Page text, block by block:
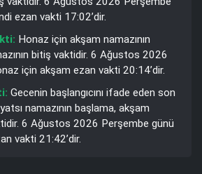
ezan vakti 17:02’dir.
Honaz için akşam namazının
bitiş vaktidir. 6 Ağustos 2026
için akşam ezan vakti 20:14’dir.
Gecenin başlangıcını ifade eden son
namazının başlama, akşam
6 Ağustos 2026 Perşembe günü
vakti 21:42’dir.